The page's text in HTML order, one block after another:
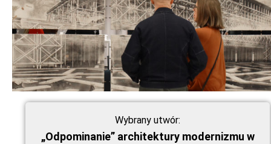
Wybrany utwór:
„Odpominanie” architektury modernizmu w